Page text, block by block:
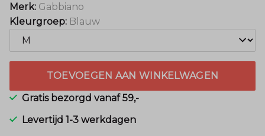
Merk: Gabbiano
Kleurgroep: Blauw
TOEVOEGEN AAN WINKELWAGEN
Gratis bezorgd vanaf 59,-
Levertijd 1-3 werkdagen